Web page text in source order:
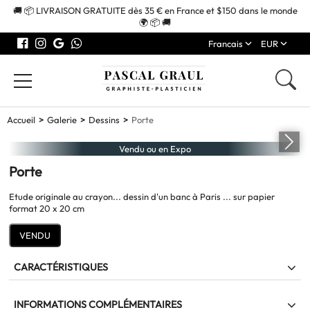
🚚 📦 LIVRAISON GRATUITE dès 35 € en France et $150 dans le monde
🌍 📦 🚚
Francais
EUR
Accueil Galerie Dessins Porte
Vendu ou en Expo
Porte
Etude originale au crayon... dessin d'un banc à Paris ... sur papier
format 20 x 20 cm
VENDU
CARACTÉRISTIQUES
Dessin d'une porte à Paris
INFORMATIONS COMPLÉMENTAIRES